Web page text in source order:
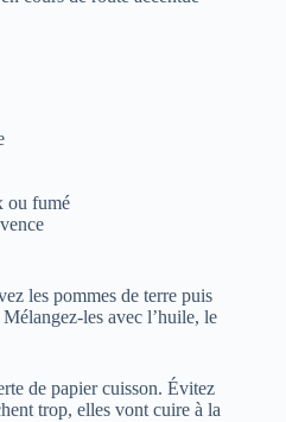
ou fumé
les pommes de terre puis
les avec l’huile, le
de papier cuisson. Évitez
trop, elles vont cuire à la